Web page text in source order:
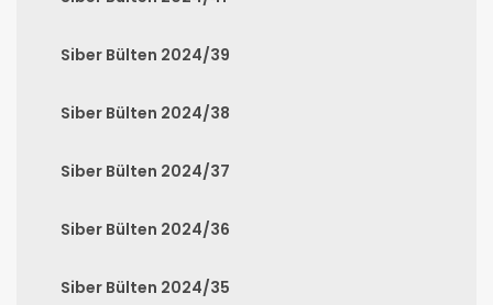
Siber Bülten 2024/39
Siber Bülten 2024/38
Siber Bülten 2024/37
Siber Bülten 2024/36
Siber Bülten 2024/35